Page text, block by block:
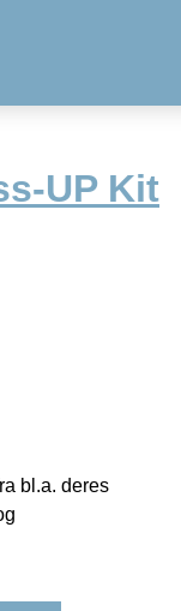
UP Kit
bl.a. deres